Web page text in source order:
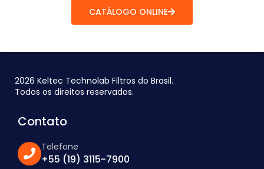
CATÁLOGO ONLINE
2026 Keltec Technolab Filtros do Brasil.
Todos os direitos reservados.
Contato
Telefone
+55 (19) 3115-7900